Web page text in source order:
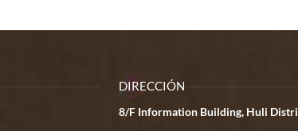
DIRECCIÓN
8/F Information Building, Huli